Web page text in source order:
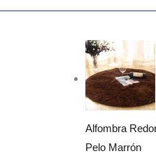
Alfombra
Pelo Marrón